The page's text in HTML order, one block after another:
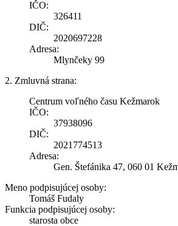
IČO:
326411
DIČ:
2020697228
Adresa:
Mlynčeky 99
2. Zmluvná strana:
Centrum voľného času Kežmarok
IČO:
37938096
DIČ:
2021774513
Adresa:
Gen. Štefánika 47, 060 01
Meno podpisujúcej osoby:
Tomáš Fudaly
Funkcia podpisujúcej osoby:
starosta obce